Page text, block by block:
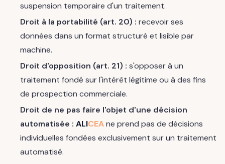
suspension temporaire d'un traitement.
Droit à la portabilité (art. 20) : recevoir ses
données dans un format structuré et lisible par
machine.
Droit d'opposition (art. 21) : s'opposer à un
traitement fondé sur l'intérêt légitime ou à des fins
de prospection commerciale.
Droit de ne pas faire l'objet d'une décision
automatisée : ALICEAne prend pas de décisions
individuelles fondées exclusivement sur un traitement
automatisé.